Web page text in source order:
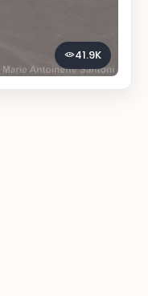
41.9K